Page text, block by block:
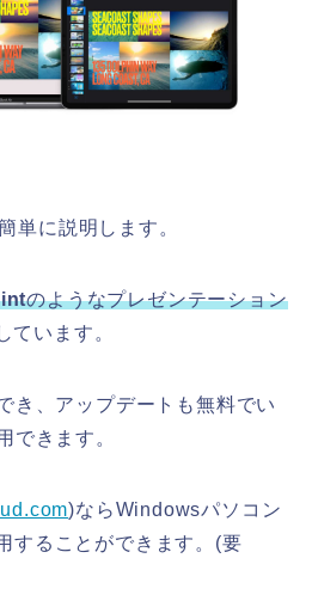
単に説明します。
のようなプレゼンテーション
ています。
き、アップデートも無料でい
できます。
)ならWindowsパソコン
することができます。(要